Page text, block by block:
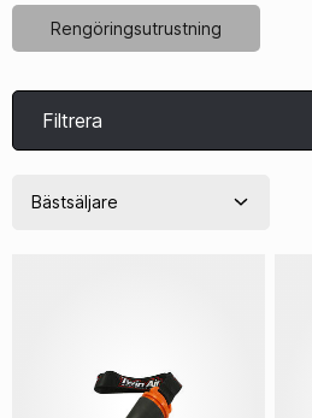
Rengöringsutrustning
Filtrera